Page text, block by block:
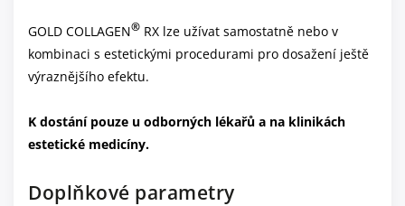
GOLD COLLAGEN® RX lze užívat samostatně nebo v
kombinaci s estetickými procedurami pro dosažení ještě
výraznějšího efektu.
K dostání pouze u odborných lékařů a na klinikách
estetické medicíny.
Doplňkové parametry